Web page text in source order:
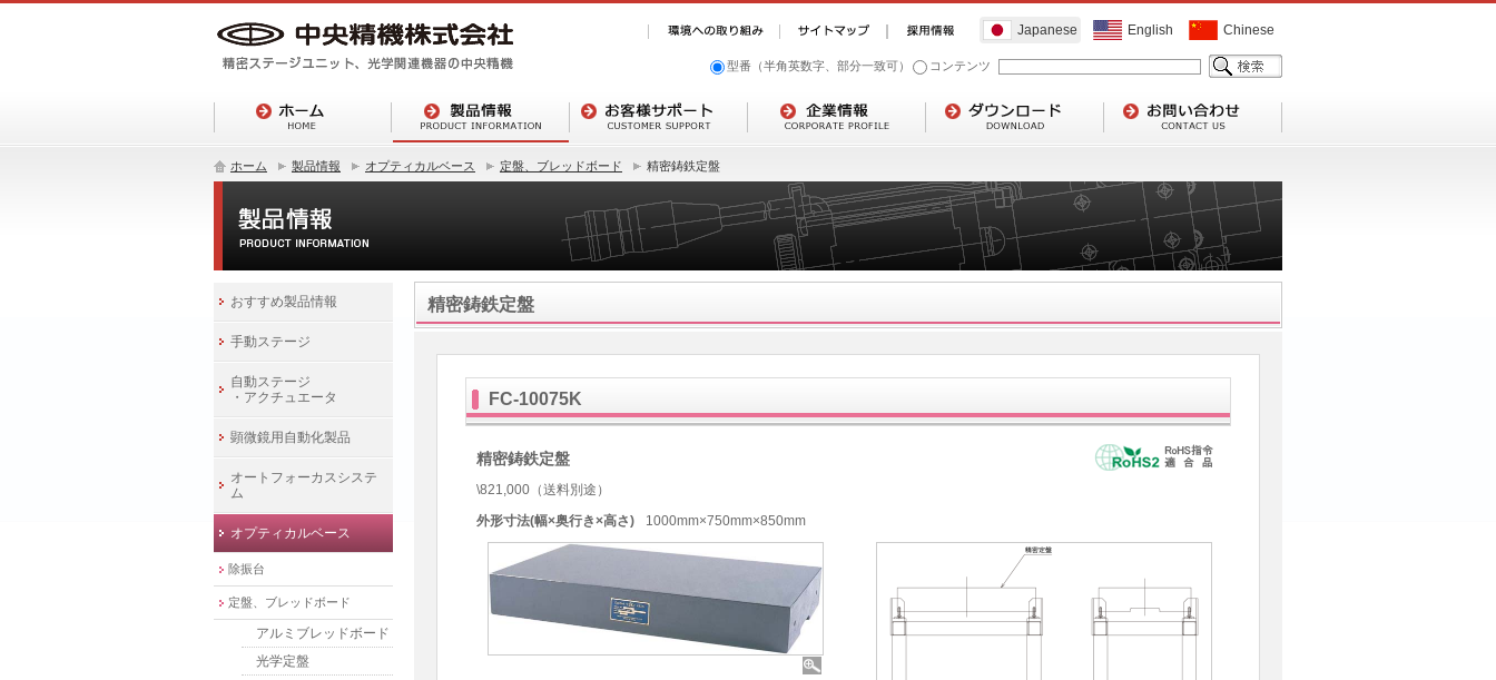
Japanese English Chinese
型番（半角英数字、部分一致可） コンテンツ
ホーム 製品情報 オプティカルベース 定盤、ブレッドボード 精密鋳鉄定盤
精密鋳鉄定盤
FC-10075K
精密鋳鉄定盤
\821,000（送料別途）
外形寸法(幅×奥行き×高さ)
1000mm×750mm×850mm
おすすめ製品情報
手動ステージ
自動ステージ
・アクチュエータ
顕微鏡用自動化製品
オートフォーカスシステ
ム
オプティカルベース
除振台
定盤、ブレッドボード
アルミブレッドボード
光学定盤